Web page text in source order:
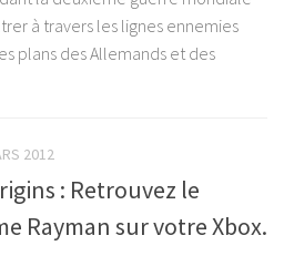
à travers les lignes ennemies
plans des Allemands et des
2012
: Retrouvez le
Rayman sur votre Xbox.